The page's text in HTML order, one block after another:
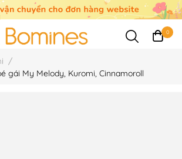
0
/
gái My Melody, Kuromi, Cinnamoroll